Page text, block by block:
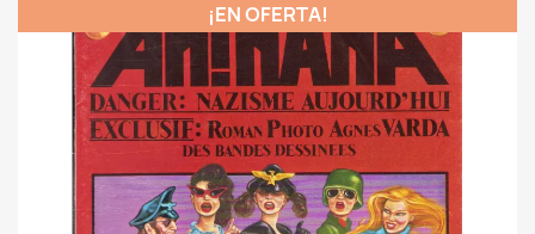
¡EN OFERTA!